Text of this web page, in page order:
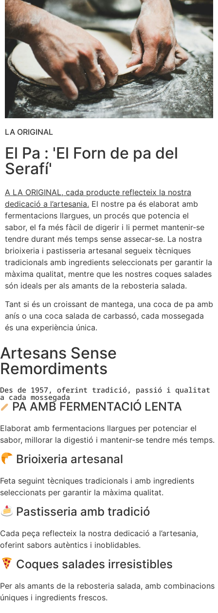
LA ORIGINAL
El Pa : 'El Forn de pa del
Serafí'
A LA ORIGINAL, cada producte reflecteix la nostra
dedicació a l’artesania. El nostre pa és elaborat amb
fermentacions llargues, un procés que potencia el
sabor, el fa més fàcil de digerir i li permet mantenir-se
tendre durant més temps sense assecar-se. La nostra
brioixeria i pastisseria artesanal segueix tècniques
tradicionals amb ingredients seleccionats per garantir la
màxima qualitat, mentre que les nostres coques salades
són ideals per als amants de la rebosteria salada.
Tant si és un croissant de mantega, una coca de pa amb
anís o una coca salada de carbassó, cada mossegada
és una experiència única.
Artesans Sense
Remordiments
Des de 1957, oferint tradició, passió i qualitat
a cada mossegada
PA AMB FERMENTACIÓ LENTA
Elaborat amb fermentacions llargues per potenciar el
sabor, millorar la digestió i mantenir-se tendre més temps.
Brioixeria artesanal
Feta seguint tècniques tradicionals i amb ingredients
seleccionats per garantir la màxima qualitat.
Pastisseria amb tradició
Cada peça reflecteix la nostra dedicació a l’artesania,
oferint sabors autèntics i inoblidables.
Coques salades irresistibles
Per als amants de la rebosteria salada, amb combinacions
úniques i ingredients frescos.